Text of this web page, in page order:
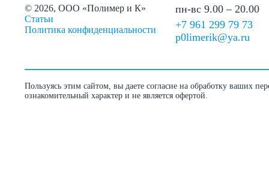
©2026, ООО «Полимер и К»
Статьи
Политика конфиденциальности
пн-вс 9.00 – 20.00
+7 961 299 79 73
p0limerik@ya.ru
Пользуясь этим сайтом, вы даете согласие на обработку ваших
ознакомительный характер и не является офертой.